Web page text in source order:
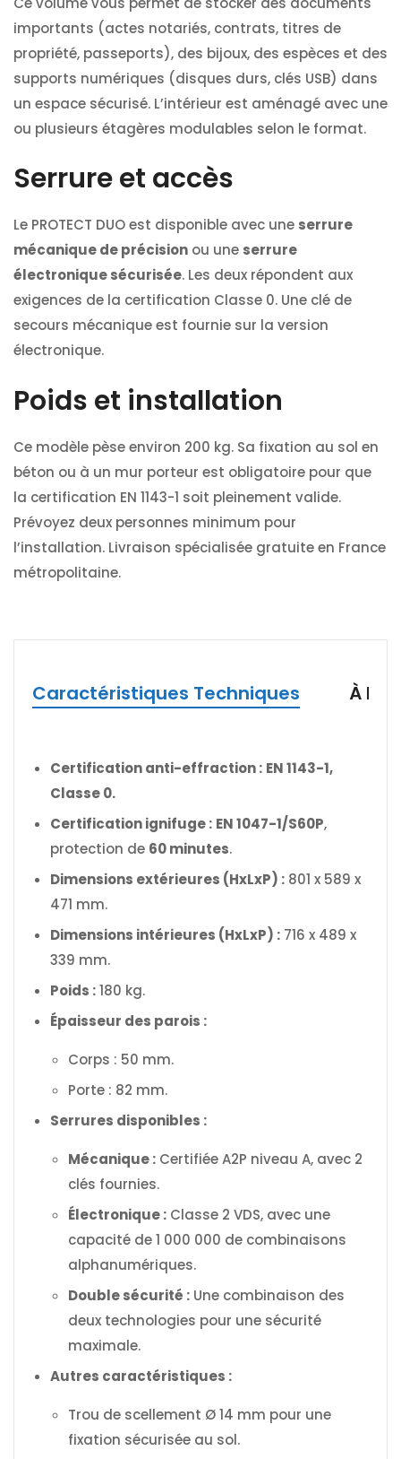
importants (actes notariés, contrats, titres de
propriété, passeports), des bijoux, des espèces et des
supports numériques (disques durs, clés USB) dans
un espace sécurisé. L’intérieur est aménagé avec une
ou plusieurs étagères modulables selon le format.
Serrure et accès
Le PROTECT DUO est disponible avec une serrure
mécanique de précision ou une serrure
électronique sécurisée. Les deux répondent aux
exigences de la certification Classe 0. Une clé de
secours mécanique est fournie sur la version
électronique.
Poids et installation
Ce modèle pèse environ 200 kg. Sa fixation au sol en
béton ou à un mur porteur est obligatoire pour que
la certification EN 1143-1 soit pleinement valide.
Prévoyez deux personnes minimum pour
l’installation. Livraison spécialisée gratuite en France
métropolitaine.
Caractéristiques Techniques À
Certification anti-effraction : EN 1143-1,
Classe 0.
Certification ignifuge : EN 1047-1/S60P,
protection de 60 minutes.
Dimensions extérieures (HxLxP) : 801 x 589 x
471 mm.
Dimensions intérieures (HxLxP) : 716 x 489 x
339 mm.
Poids :180 kg.
Épaisseur des parois :
Corps : 50 mm.
Porte : 82 mm.
Serrures disponibles :
Mécanique : Certifiée A2P niveau A, avec 2
clés fournies.
Électronique : Classe 2 VDS, avec une
capacité de 1 000 000 de combinaisons
alphanumériques.
Double sécurité : Une combinaison des
deux technologies pour une sécurité
maximale.
Autres caractéristiques :
Trou de scellement Ø 14 mm pour une
fixation sécurisée au sol.